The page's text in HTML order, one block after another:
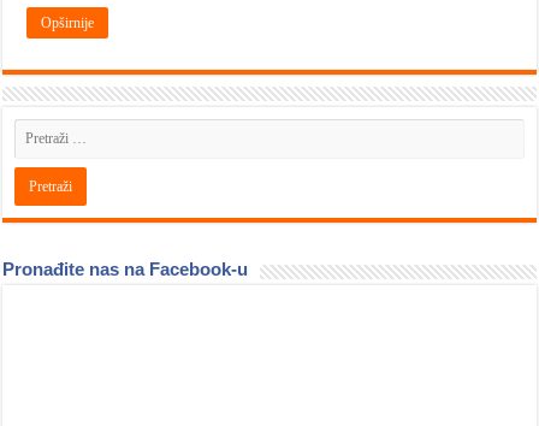
Opširnije
Pronađite nas na Facebook-u